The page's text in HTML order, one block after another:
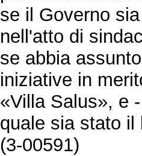
se il Governo
nell'atto di
se abbia
iniziative in
«Villa Salus», e
quale sia stato il
(3-00591)